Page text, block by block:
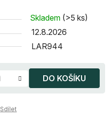
Skladem (>5 ks)
12.8.2026
LAR944
DO KOŠÍKU
Sdílet